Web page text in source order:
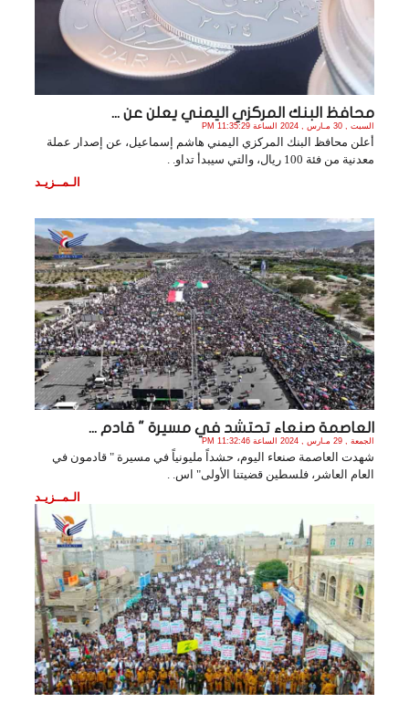
محافظ البنك المركزي اليمني يعلن عن ...
السبت , 30 مـارس , 2024 الساعة 11:35:29 PM
أعلن محافظ البنك المركزي اليمني هاشم إسماعيل، عن إصدار عملة
معدنية من فئة 100 ريال، والتي سيبدأ تداو. .
الـمــزيـد
العاصمة صنعاء تحتشد في مسيرة " قادم ...
الجمعة , 29 مـارس , 2024 الساعة 11:32:46 PM
شهدت العاصمة صنعاء اليوم، حشداً مليونياً في مسيرة " قادمون في
العام العاشر، فلسطين قضيتنا الأولى" اس. .
الـمــزيـد